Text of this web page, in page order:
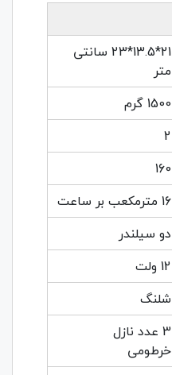
21*13.5*23 سانتی
متر
1500 گرم
2
160
16 مترمکعب بر ساعت
دو سیلندر
12 ولت
شلنگ
3 عدد نازل
خرطومی